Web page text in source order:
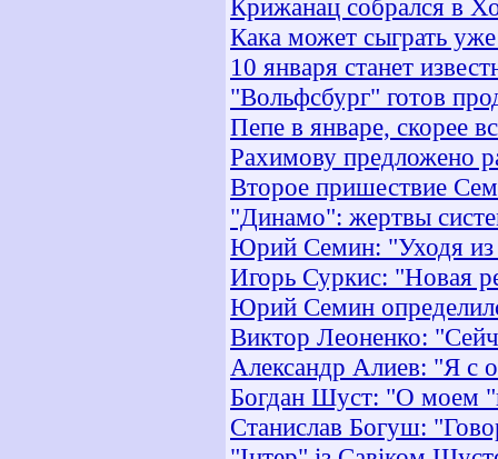
Крижанац собрался в
Кака может сыграть
10 января станет
"Вольфсбург" готов
Пепе в январе, скорее
Рахимову предложено
Второе пришествие
"Динамо": жертвы
Юрий Семин: "Уходя
Игорь Суркис: "Новая
Юрий Семин
Виктор Леоненко:
Александр Алиев: "Я с
Богдан Шуст: "О моем
Станислав Богуш: